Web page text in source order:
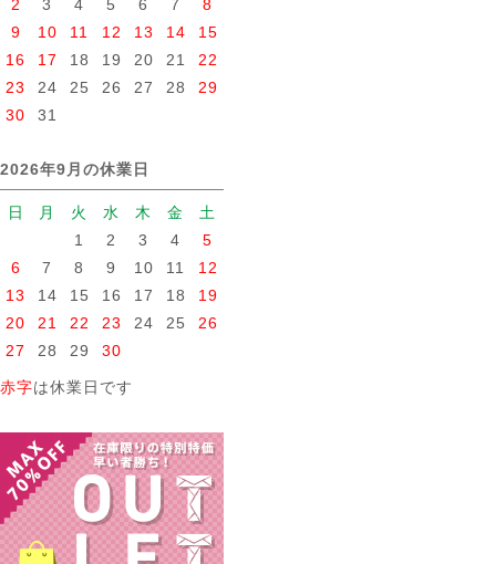
2 3 4 5 6 7
8
9
10 11 12 13 14
15
16
17 18 19 20 21
22
23
24 25 26 27 28
29
30
31
2026年9月の休業日
日 月 火 水 木 金
土
1
2 3 4
5
6
7 8 9 10 11
12
13
14 15 16 17 18
19
20
21 22 23 24 25
26
27
28 29 30
赤字は休業日です